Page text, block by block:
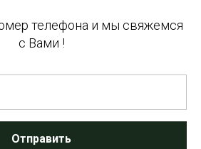
телефона и мы свяжемся
с Вами !
Отправить